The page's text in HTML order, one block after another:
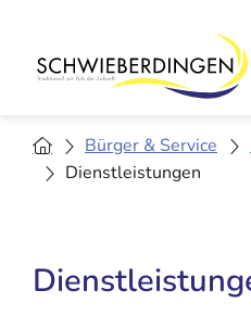
Bürger & Service
Dienstleistungen